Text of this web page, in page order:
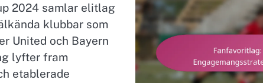
2024 samlar elitlag
klubbar som
United och Bayern
lyfter fram
etablerade